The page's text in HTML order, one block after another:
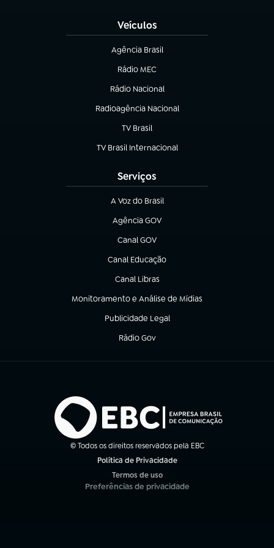
Veículos
Agência Brasil
(abre em nova aba)
Rádio MEC
(abre em nova aba)
Rádio Nacional
Radioagência Nacional
(abre em nova aba)
TV Brasil
(abre em nova aba)
TV Brasil Internacional
(abre em nova aba)
Serviços
A Voz do Brasil
(abre em nova aba)
Agência GOV
(abre em nova aba)
Canal GOV
(abre em nova aba)
Canal Educação
(abre em nova aba)
Canal Libras
(abre em nova aba)
Monitoramento e Análise de Mídias
(abre em nova aba)
Publicidade Legal
(abre em nova aba)
Rádio Gov
(abre em nova aba)
© Todos os direitos reservados pela EBC
Política de Privacidade
Termos de uso
(abre em nova aba)
Preferências de privacidade